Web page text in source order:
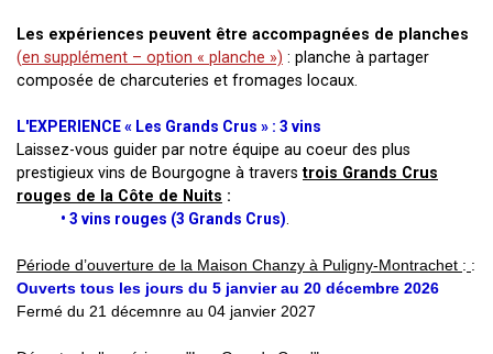
Les expériences peuvent être accompagnées de planches
(en supplément – option « planche ») : planche à partager
composée de charcuteries et fromages locaux.
L'EXPERIENCE « Les Grands Crus » : 3 vins
Laissez-vous guider par notre équipe au coeur des plus
prestigieux vins de Bourgogne à travers trois Grands Crus
rouges de la Côte de Nuits :
• 3 vins rouges (3 Grands Crus)
Période d’ouverture de la Maison Chanzy à Puligny-Montrachet : :
Ouverts tous les jours du 5 janvier au 20 décembre 2026
Fermé du 21 décemnre au 04 janvier 2027